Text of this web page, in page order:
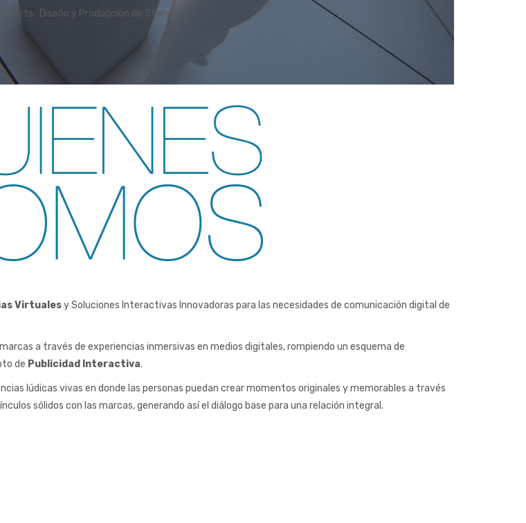
Diseño y Producción de Stands.
Virtualesy Soluciones Interactivas Innovadoras para las necesidades de comunicación digital de
a través de experiencias inmersivas en medios digitales, rompiendo un esquema de
de Publicidad Interactiva.
lúdicas vivas en donde las personas puedan crear momentos originales y memorables a través
sólidos con las marcas, generando así el diálogo base para una relación integral.